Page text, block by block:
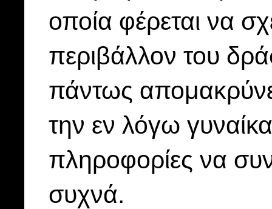
οποία φέρεται να
περιβάλλον του
πάντως
την εν λόγω
πληροφορίες να
συχνά.